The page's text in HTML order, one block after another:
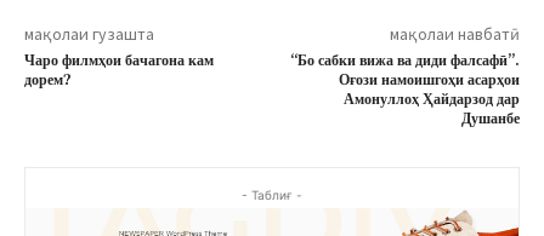
мақолаи гузашта
Чаро филмҳои бачагона кам
дорем?
мақолаи навбатӣ
“Бо сабки вижа ва диди фалсафӣ”.
Оғози намоишгоҳи асарҳои
Амонуллоҳ Ҳайдарзод дар
Душанбе
- Таблиғ -